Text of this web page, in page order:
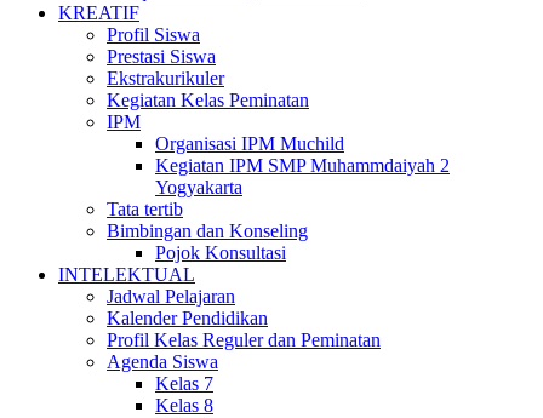
KREATIF
Profil Siswa
Prestasi Siswa
Ekstrakurikuler
Kegiatan Kelas Peminatan
IPM
Organisasi IPM Muchild
Kegiatan IPM SMP Muhammdaiyah 2
Yogyakarta
Tata tertib
Bimbingan dan Konseling
Pojok Konsultasi
INTELEKTUAL
Jadwal Pelajaran
Kalender Pendidikan
Profil Kelas Reguler dan Peminatan
Agenda Siswa
Kelas 7
Kelas 8